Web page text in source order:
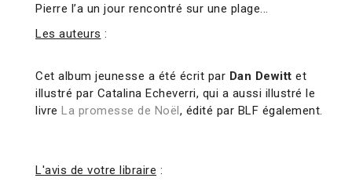
Pierre l’a un jour rencontré sur une plage...
Les auteurs :
Cet album jeunesse a été écrit par Dan Dewitt et
illustré par Catalina Echeverri, qui a aussi illustré le
livre La promesse de Noël, édité par BLF également.
L'avis de votre libraire :